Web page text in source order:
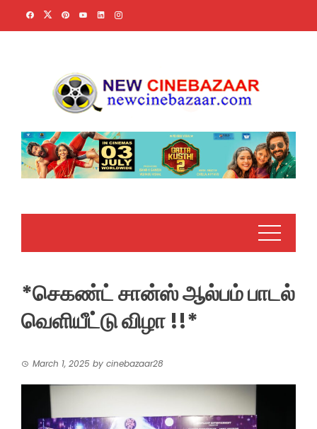
*செகண்ட் சான்ஸ் ஆல்பம் பாடல்
வெளியீட்டு விழா !!*
March 1, 2025 by cinebazaar28